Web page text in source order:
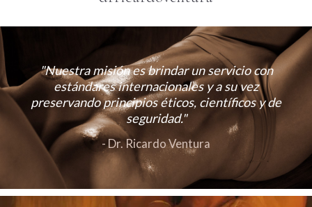
"Nuestra misión es brindar un servicio con
estándares internacionales y a su vez
preservando principios éticos, científicos y de
seguridad."
- Dr. Ricardo Ventura